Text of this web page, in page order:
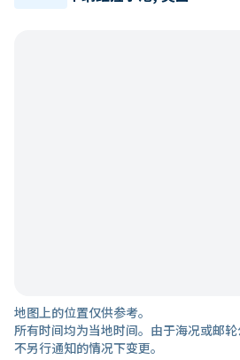
地图上的位置仅供参考。
所有时间均为当地时间。由于海况或邮
不另行通知的情况下变更。